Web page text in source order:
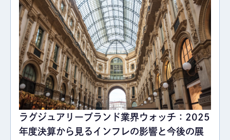
ラグジュアリーブランド業界ウォッチ：2025
年度決算から見るインフレの影響と今後の展